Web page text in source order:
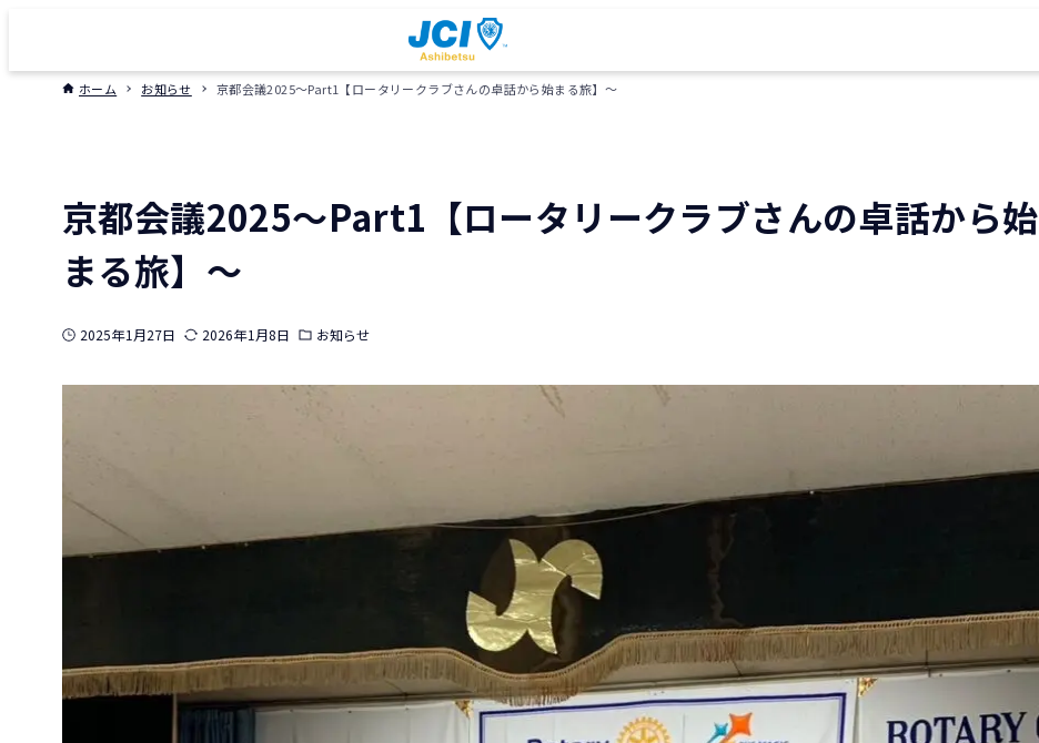
ホーム お知らせ 京都会議2025～Part1【ロータリークラブさんの卓話から始まる旅】～
京都会議2025～Part1【ロータリークラブさんの卓話から始
まる旅】～
2025年1月27日 2026年1月8日 お知らせ